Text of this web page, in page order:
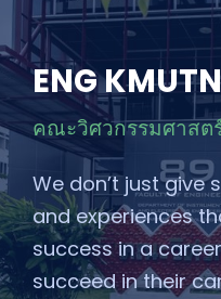
ENG
คณะวิศวกรรมศาสต
We don’t just give
and experiences
success in a
succeed in their